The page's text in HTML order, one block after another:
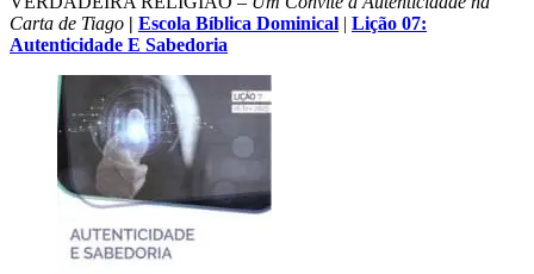
Carta de Tiago | Escola Bíblica Dominical | Lição 07:
Autenticidade E Sabedoria